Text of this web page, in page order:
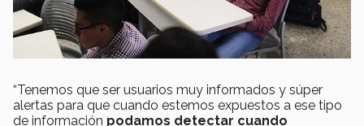
“Tenemos que ser usuarios muy informados y súper
alertas para que cuando estemos expuestos a ese tipo
de información podamos detectar cuando